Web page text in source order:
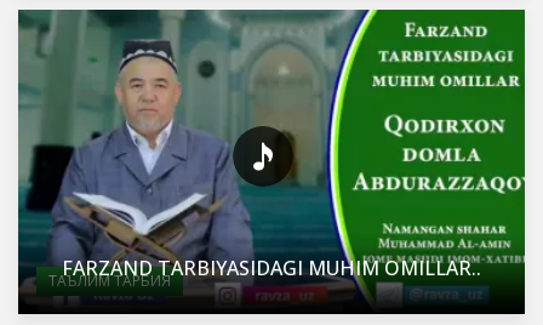
ТАЪЛИМ ТАРБИЯ
FARZAND TARBIYASIDAGI MUHIM OMILLAR..